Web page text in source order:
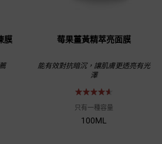
膜 莓果薑黃精萃亮面膜
能有效對抗暗沉，讓肌膚更透亮有光
澤
只有一種容量
100ML